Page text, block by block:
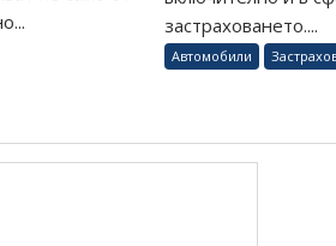
застраховането....
Автомобили